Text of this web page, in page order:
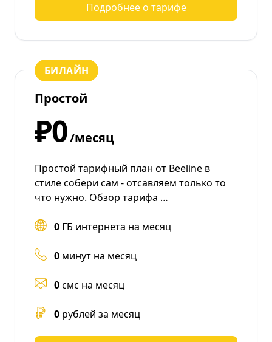
Подробнее о тарифе
БИЛАЙН
Простой
₽0/месяц
Простой тарифный план от Beeline в
стиле собери сам - отсавляем только то
что нужно. Обзор тарифа …
0 ГБ интернета на месяц
0 минут на месяц
0смс на месяц
0 рублей за месяц